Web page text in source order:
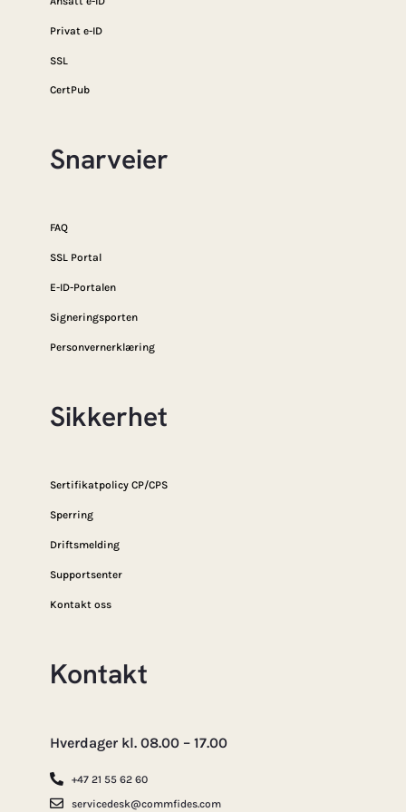
Privat e-ID
SSL
CertPub
Snarveier
FAQ
SSL Portal
E-ID-Portalen
Signeringsporten
Personvernerklæring
Sikkerhet
Sertifikatpolicy CP/CPS
Sperring
Driftsmelding
Supportsenter
Kontakt oss
Kontakt
Hverdager kl. 08.00 – 17.00
+47 21 55 62 60
servicedesk@commfides.com